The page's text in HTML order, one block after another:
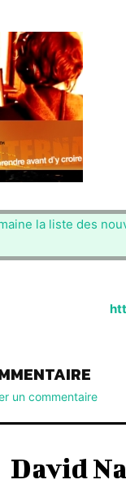
la liste des
un commentaire
David